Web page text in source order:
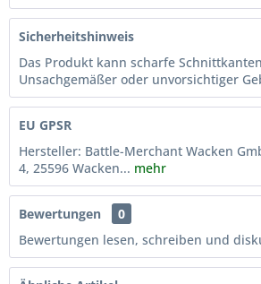
Sicherheitshinweis
Das Produkt kann scharfe
Unsachgemäßer oder unvorsichtiger
EU GPSR
Hersteller: Battle-Merchant Wacken
4, 25596 Wacken... mehr
Bewertungen
0
Bewertungen lesen, schreiben und